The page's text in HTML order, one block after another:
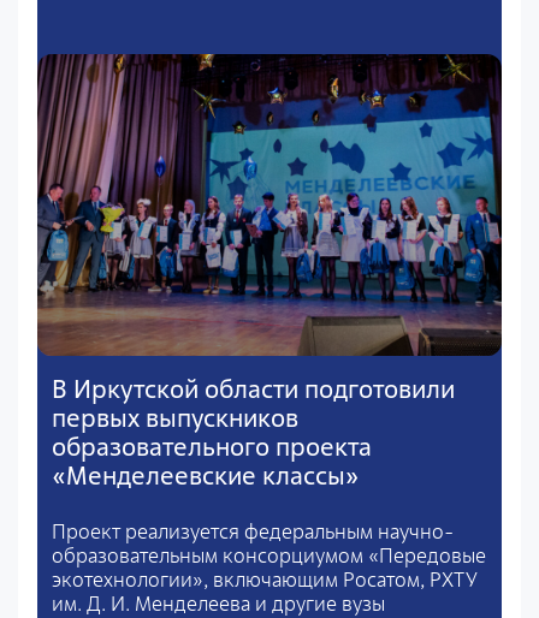
В Иркутской области подготовили
первых выпускников
образовательного проекта
«Менделеевские классы»
Проект реализуется федеральным научно-
образовательным консорциумом «Передовые
экотехнологии», включающим Росатом, РХТУ
им. Д. И. Менделеева и другие вузы